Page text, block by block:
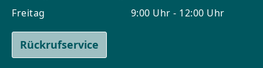
Freitag
9:00 Uhr - 12:00 Uhr
Rückrufservice